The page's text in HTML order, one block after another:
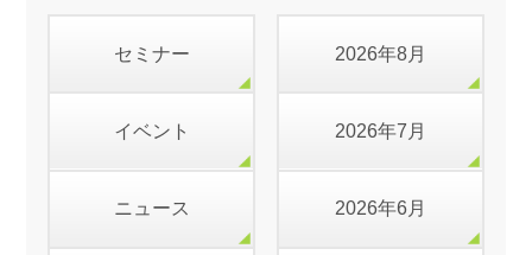
セミナー
イベント
ニュース
2026年8月
2026年7月
2026年6月